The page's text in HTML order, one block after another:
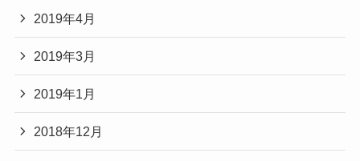
2019年4月
2019年3月
2019年1月
2018年12月